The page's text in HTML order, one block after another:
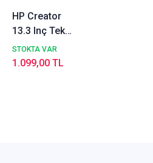
HP Creator
13.3 Inç Tek
Omuz Askılı
Notebook
STOKTA VAR
1.099,00 TL